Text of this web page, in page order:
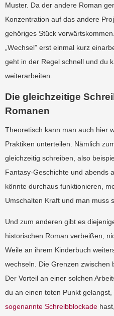
Muster. Da der andere Roman
Konzentration auf das andere
gehöriges Stück
„Wechsel” erst einmal kurz
geht in der Regel schnell und du
weiterarbeiten.
Die gleichzeitige
Romanen
Theoretisch kann man auch hier
Praktiken unterteilen. Nämlich
gleichzeitig schreiben, also
Fantasy-Geschichte und abends
könnte durchaus funktionieren,
Umschalten Kraft und man muss
Und zum anderen gibt es
historischen Roman verbeißen,
Weile an ihrem Kinderbuch
wechseln. Die Grenzen zwischen
Der Vorteil an einer solchen
du an einen toten Punkt
sogenannte Schreibblockade